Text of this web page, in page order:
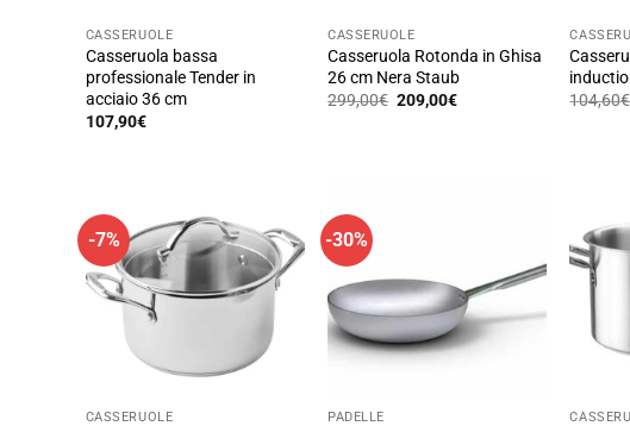
CASSERUOLE
Casseruola bassa
professionale Tender in
acciaio 36 cm
107,90€
CASSERUOLE
Casseruola Rotonda in Ghisa
26 cm Nera Staub
299,00€ Il
209,00€Il
104,60€
-7%
CASSERUOLE
-30%
PADELLE